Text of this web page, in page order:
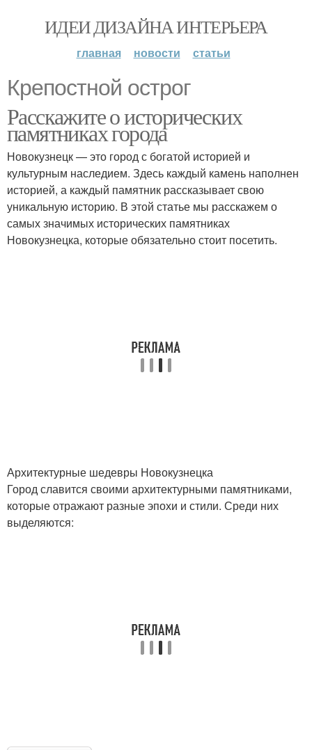
ИДЕИ ДИЗАЙНА ИНТЕРЬЕРА
главная новости статьи
Крепостной острог
Расскажите о исторических
памятниках города
Новокузнецк — это город с богатой историей и
культурным наследием. Здесь каждый камень наполнен
историей, а каждый памятник рассказывает свою
уникальную историю. В этой статье мы расскажем о
самых значимых исторических памятниках
Новокузнецка, которые обязательно стоит посетить.
Архитектурные шедевры Новокузнецка
Город славится своими архитектурными памятниками,
которые отражают разные эпохи и стили. Среди них
выделяются: